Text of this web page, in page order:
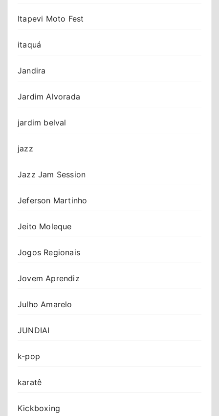
Itapevi Moto Fest
itaquá
Jandira
Jardim Alvorada
jardim belval
jazz
Jazz Jam Session
Jeferson Martinho
Jeito Moleque
Jogos Regionais
Jovem Aprendiz
Julho Amarelo
JUNDIAI
k-pop
karatê
Kickboxing